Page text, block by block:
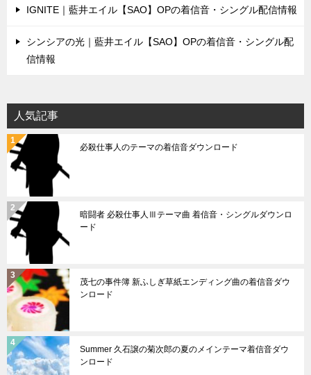
IGNITE｜藍井エイル【SAO】OPの着信音・シングル配信情報
シンシアの光｜藍井エイル【SAO】OPの着信音・シングル配
信情報
人気記事
必殺仕事人のテーマの着信音ダウンロード
暗闘者 必殺仕事人Ⅲテーマ曲 着信音・シングルダウンロ
ード
茂七の事件簿 新ふしぎ草紙エンディング曲の着信音ダウ
ンロード
Summer 久石譲の菊次郎の夏のメインテーマ着信音ダウ
ンロード